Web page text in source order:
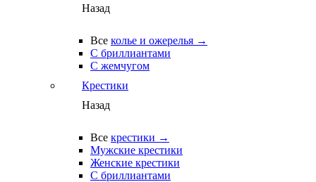
Назад
Все колье и ожерелья →
С бриллиантами
С жемчугом
Крестики
Назад
Все крестики →
Мужские крестики
Женские крестики
С бриллиантами